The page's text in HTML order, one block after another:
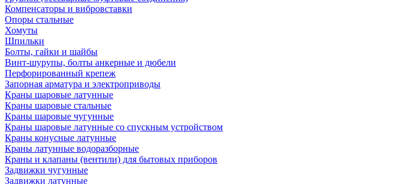
Компенсаторы и вибровставки
Опоры стальные
Хомуты
Шпильки
Болты, гайки и шайбы
Винт-шурупы, болты анкерные и дюбели
Перфорированный крепеж
Запорная арматура и электроприводы
Краны шаровые латунные
Краны шаровые стальные
Краны шаровые чугунные
Краны шаровые латунные со спускным устройством
Краны конусные латунные
Краны латунные водоразборные
Краны и клапаны (вентили) для бытовых приборов
Задвижки чугунные
Задвижки латунные